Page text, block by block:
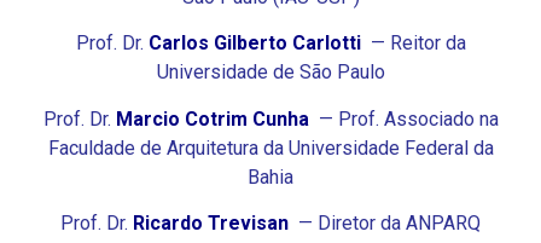
Prof. Dr. Carlos Gilberto Carlotti — Reitor da
Universidade de São Paulo
Prof. Dr. Marcio Cotrim Cunha — Prof. Associado na
Faculdade de Arquitetura da Universidade Federal da
Bahia
Prof. Dr. Ricardo Trevisan — Diretor da ANPARQ